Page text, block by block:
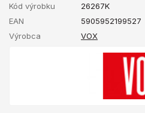
Kód výrobku
26267K
EAN
5905952199527
Výrobca
VOX